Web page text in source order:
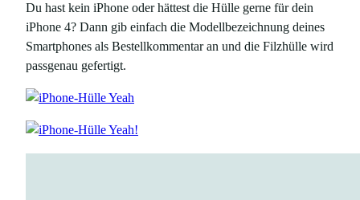
Du hast kein iPhone oder hättest die Hülle gerne für dein
iPhone 4? Dann gib einfach die Modellbezeichnung deines
Smartphones als Bestellkommentar an und die Filzhülle wird
passgenau gefertigt.